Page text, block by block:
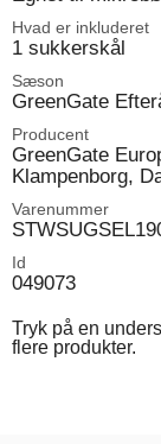
Hvad er inkluderet
1 sukkerskål
Sæson
GreenGate
Producent
GreenGate
Klampenborg,
Varenummer
Id
049073
Tryk på en
flere produkter.